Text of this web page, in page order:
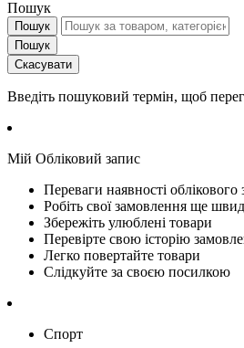
Пошук
Пошук
Пошук
Скасувати
Введіть пошуковий термін, щоб
Мій Обліковий запис
Переваги наявності облікового
Робіть свої замовлення ще
Збережіть улюблені товари
Перевірте свою історію
Легко повертайте товари
Слідкуйте за своєю посилкою
Спорт